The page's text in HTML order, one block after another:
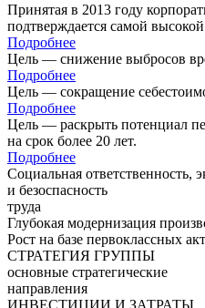
Принятая в 2013 году
подтверждается самой
Подробнее
Цель — снижение выбросов
Подробнее
Цель — сокращение
Подробнее
Цель — раскрыть потенциал
на срок более 20 лет.
Подробнее
Социальная ответственность,
и безоспасность
труда
Глубокая модернизация
Рост на базе первоклассных
СТРАТЕГИЯ ГРУППЫ
основные стратегические
направления
ИНВЕСТИЦИИ И ЗАТРАТЫ